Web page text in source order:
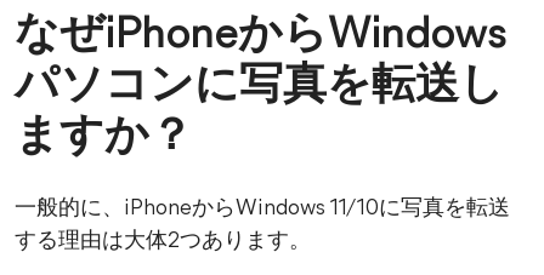
なぜiPhoneからWindows
パソコンに写真を転送し
ますか？
一般的に、iPhoneからWindows 11/10に写真を転送
する理由は大体2つあります。